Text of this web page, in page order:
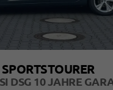
DSG 10 JAHRE